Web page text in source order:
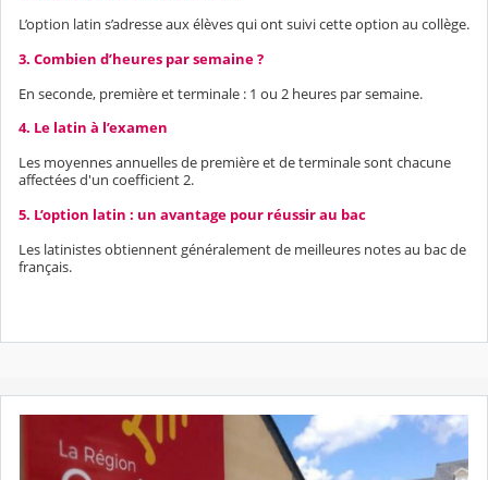
L’option latin s’adresse aux élèves qui ont suivi cette option au collège.
3. Combien d’heures par semaine ?
En seconde, première et terminale : 1 ou 2 heures par semaine.
4. Le latin à l’examen
Les moyennes annuelles de première et de terminale sont chacune
affectées d'un coefficient 2.
5. L’option latin : un avantage pour réussir au bac
Les latinistes obtiennent généralement de meilleures notes au bac de
français.